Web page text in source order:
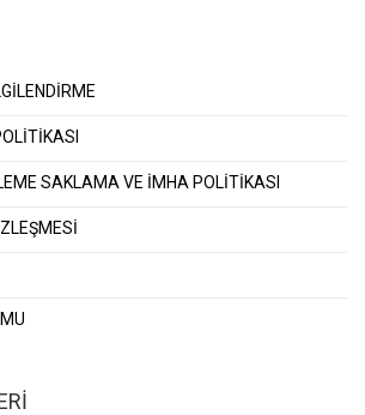
SAKLAMA VE İMHA POLİTİKASI